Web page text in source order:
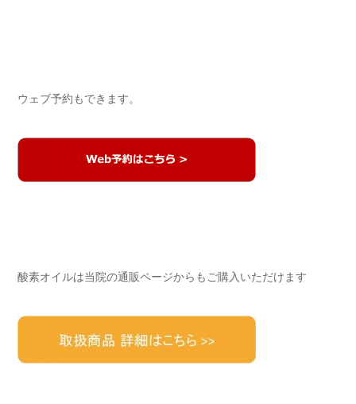
ウェブ予約もできます。
酸素オイルは当院の通販ページからもご購入いただけます